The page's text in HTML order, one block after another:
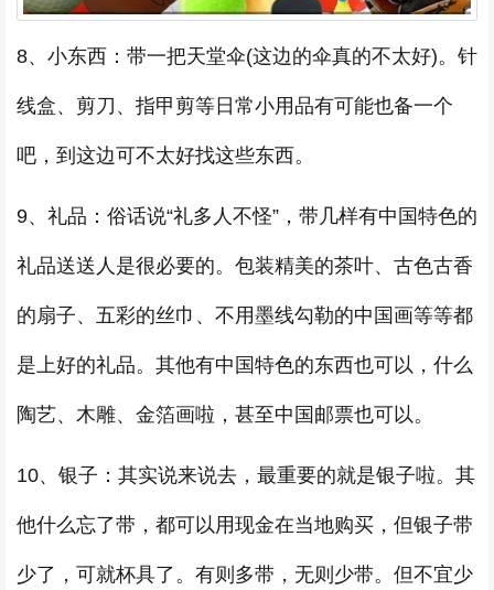
8、小东西：带一把天堂伞(这边的伞真的不太好)。针
线盒、剪刀、指甲剪等日常小用品有可能也备一个
吧，到这边可不太好找这些东西。
9、礼品：俗话说“礼多人不怪”，带几样有中国特色的
礼品送送人是很必要的。包装精美的茶叶、古色古香
的扇子、五彩的丝巾、不用墨线勾勒的中国画等等都
是上好的礼品。其他有中国特色的东西也可以，什么
陶艺、木雕、金箔画啦，甚至中国邮票也可以。
10、银子：其实说来说去，最重要的就是银子啦。其
他什么忘了带，都可以用现金在当地购买，但银子带
少了，可就杯具了。有则多带，无则少带。但不宜少